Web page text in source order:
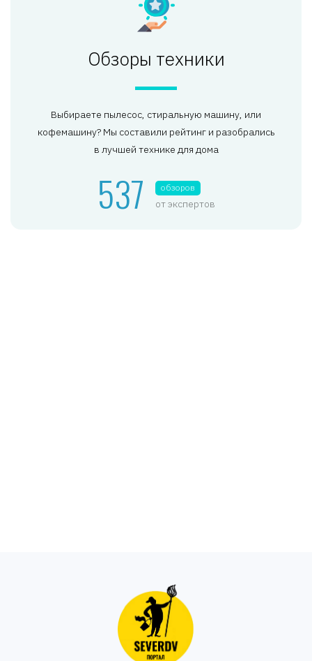
Обзоры техники
Выбираете пылесос, стиральную машину, или
кофемашину? Мы составили рейтинг и разобрались
в лучшей технике для дома
537 обзоров
от экспертов